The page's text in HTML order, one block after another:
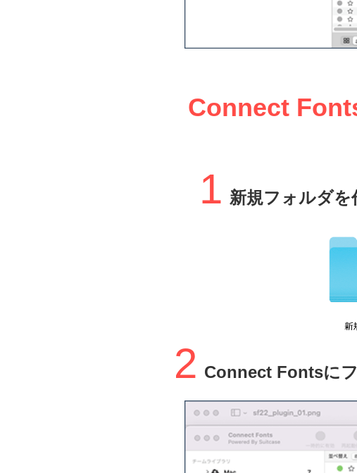
Connect
1 新規フォルダ
2 Connect Fontsに